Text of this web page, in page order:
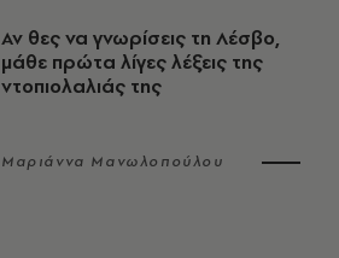
Αν θες να γνωρίσεις τη Λέσβο,
μάθε πρώτα λίγες λέξεις της
ντοπιολαλιάς της
Μαριάννα Μανωλοπούλου